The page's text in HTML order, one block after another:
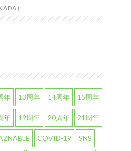
）
年 13周年 14周年 15周年
年 19周年 20周年 21周年
COVID-19 SNS